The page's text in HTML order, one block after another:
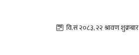
वि.सं २०८३, २२ श्रावण शुक्रबार